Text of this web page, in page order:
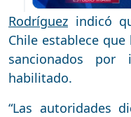
Rodríguez indicó
Chile establece
sancionados
habilitado.
“Las autoridades